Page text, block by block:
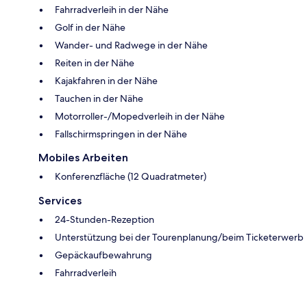
Fahrradverleih in der Nähe
Golf in der Nähe
Wander- und Radwege in der Nähe
Reiten in der Nähe
Kajakfahren in der Nähe
Tauchen in der Nähe
Motorroller-/Mopedverleih in der Nähe
Fallschirmspringen in der Nähe
Mobiles Arbeiten
Konferenzfläche (12 Quadratmeter)
Services
24-Stunden-Rezeption
Unterstützung bei der Tourenplanung/beim Ticketerwerb
Gepäckaufbewahrung
Fahrradverleih